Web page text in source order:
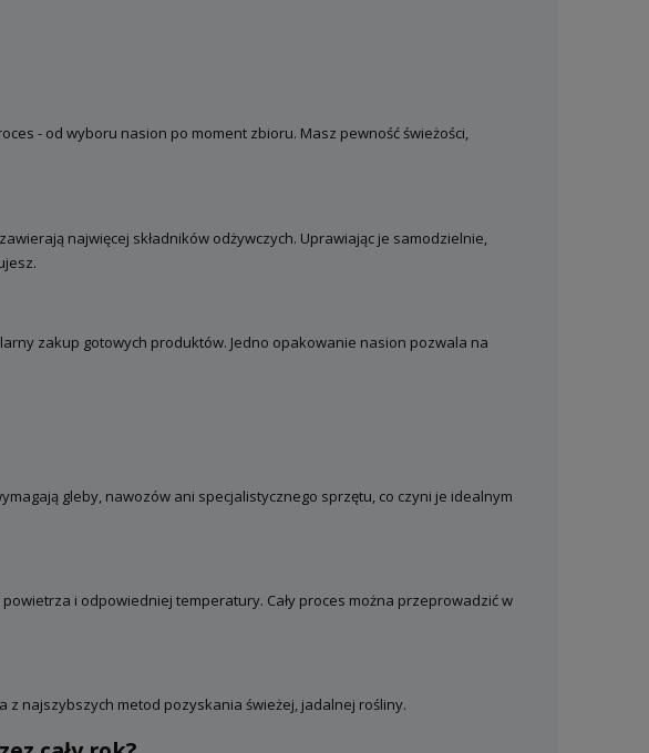
- od wyboru nasion po moment zbioru. Masz pewność świeżości,
najwięcej składników odżywczych. Uprawiając je samodzielnie,
zakup gotowych produktów. Jedno opakowanie nasion pozwala na
gleby, nawozów ani specjalistycznego sprzętu, co czyni je idealnym
i odpowiedniej temperatury. Cały proces można przeprowadzić w
z najszybszych metod pozyskania świeżej, jadalnej rośliny.